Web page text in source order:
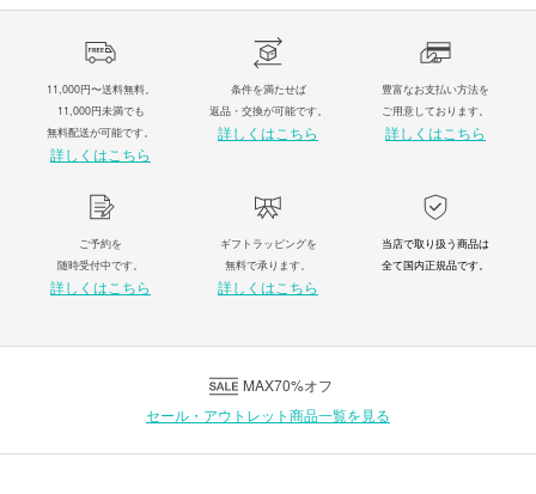
11,000円〜送料無料。
11,000円未満でも
無料配送が可能です。
詳しくはこちら
条件を満たせば
返品・交換が可能です。
詳しくはこちら
豊富なお支払い方法を
ご用意しております。
詳しくはこちら
ご予約を
随時受付中です。
詳しくはこちら
ギフトラッピングを
無料で承ります。
詳しくはこちら
当店で取り扱う商品は
全て国内正規品です。
MAX70%オフ
セール・アウトレット商品一覧を見る